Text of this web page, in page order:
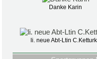
Danke Karin
li. neue Abt-Ltin